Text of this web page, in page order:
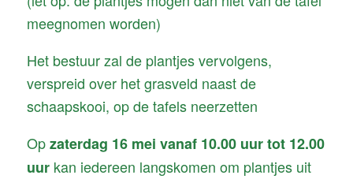
meegnomen worden)
Het bestuur zal de plantjes vervolgens,
verspreid over het grasveld naast de
schaapskooi, op de tafels neerzetten
Opzaterdag 16 mei vanaf 10.00 uur tot 12.00
uur kan iedereen langskomen om plantjes uit